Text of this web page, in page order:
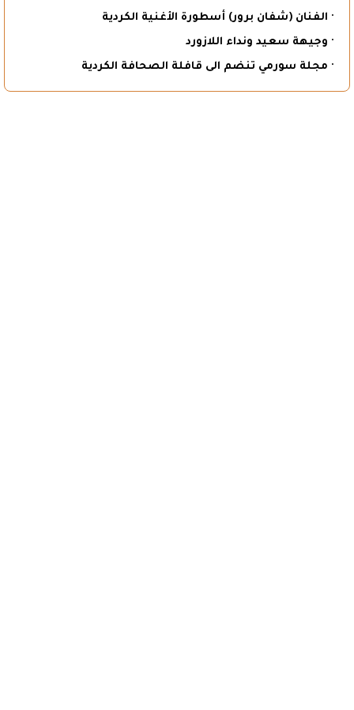
· الفنان (شفان برور) أسطورة الأغنية الكردية
· وجيهة سعيد ونداء اللازورد
· مجلة سورمي تنضم الى قافلة الصحافة الكردية